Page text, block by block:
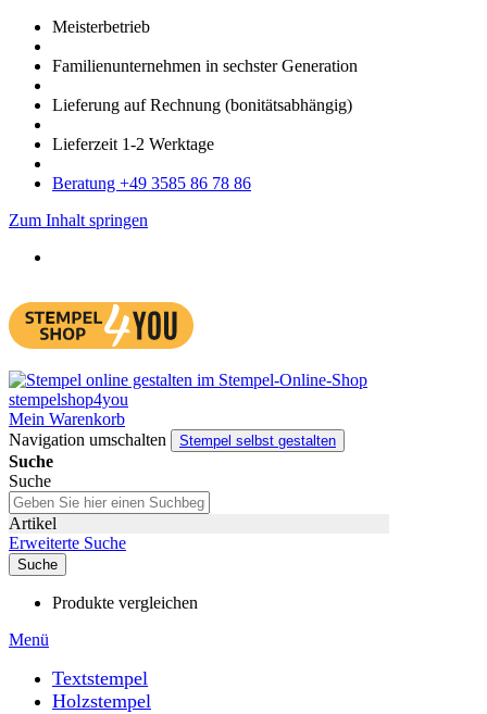
Meister­betrieb
Familien­unter­nehmen in sechster Gene­ration
Lieferung auf Rech­nung (bonitätsabhängig)
Liefer­zeit 1-2 Werk­tage
Bera­tung +49 3585 86 78 86
Zum Inhalt springen
Mein Warenkorb
Navigation umschalten
Stempel selbst gestalten
Suche
Suche
Artikel
Erweiterte Suche
Suche
Produkte vergleichen
Menü
Textstempel
Holzstempel